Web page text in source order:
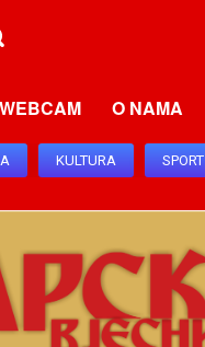
WEBCAM O NAMA
KULTURA SPORT
I SRBIJU I SRPSKU